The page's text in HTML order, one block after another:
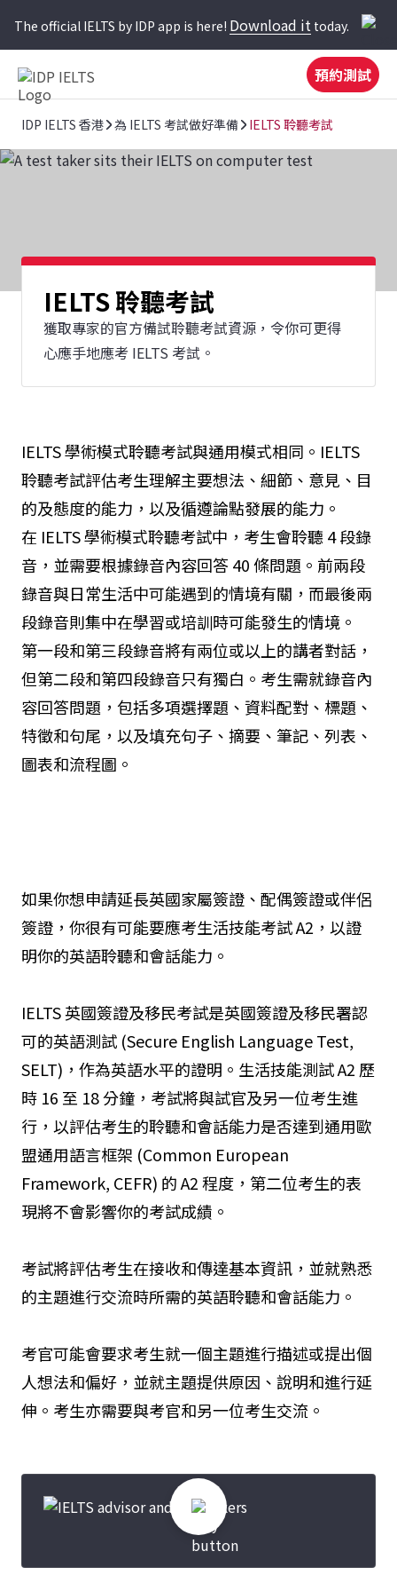
The official IELTS by IDP app is here! Download it today.
預約測試
IDP IELTS 香港 為 IELTS 考試做好準備 IELTS 聆聽考試
IELTS 聆聽考試
獲取專家的官方備試聆聽考試資源，令你可更得
心應手地應考 IELTS 考試。
IELTS 學術模式聆聽考試與通用模式相同。IELTS
聆聽考試評估考生理解主要想法、細節、意見、目
的及態度的能力，以及循遵論點發展的能力。
在 IELTS 學術模式聆聽考試中，考生會聆聽 4 段錄
音，並需要根據錄音內容回答 40 條問題。前兩段
錄音與日常生活中可能遇到的情境有關，而最後兩
段錄音則集中在學習或培訓時可能發生的情境。
第一段和第三段錄音將有兩位或以上的講者對話，
但第二段和第四段錄音只有獨白。考生需就錄音內
容回答問題，包括多項選擇題、資料配對、標題、
特徵和句尾，以及填充句子、摘要、筆記、列表、
圖表和流程圖。
如果你想申請延長英國家屬簽證、配偶簽證或伴侶
簽證，你很有可能要應考生活技能考試 A2，以證
明你的英語聆聽和會話能力。
IELTS 英國簽證及移民考試是英國簽證及移民署認
可的英語測試 (Secure English Language Test,
SELT)，作為英語水平的證明。生活技能測試 A2 歷
時 16 至 18 分鐘，考試將與試官及另一位考生進
行，以評估考生的聆聽和會話能力是否達到通用歐
盟通用語言框架 (Common European
Framework, CEFR) 的 A2 程度，第二位考生的表
現將不會影響你的考試成績。
考試將評估考生在接收和傳達基本資訊，並就熟悉
的主題進行交流時所需的英語聆聽和會話能力。
考官可能會要求考生就一個主題進行描述或提出個
人想法和偏好，並就主題提供原因、說明和進行延
伸。考生亦需要與考官和另一位考生交流。